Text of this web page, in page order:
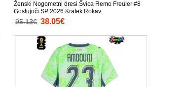
Ženski Nogometni dresi Švica Remo Freuler #8
Gostujoči SP 2026 Kratek Rokav
95.13€ 38.05€